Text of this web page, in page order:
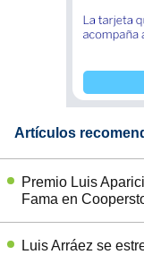
Artículos
Premio Luis
Fama en
Luis Arráez se